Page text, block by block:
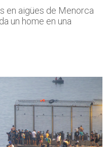
en aigües de Menorca
un home en una